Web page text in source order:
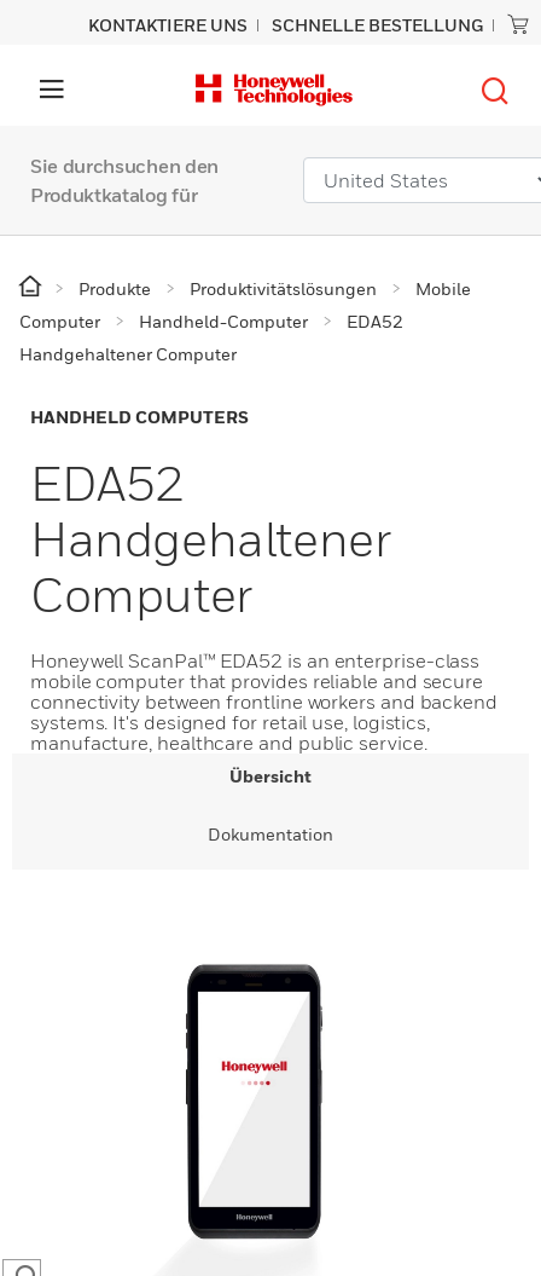
KONTAKTIERE UNS SCHNELLE BESTELLUNG
Sie durchsuchen den
Produktkatalog für
Produkte Produktivitätslösungen
Mobile
Computer
Handheld-Computer
EDA52
Handgehaltener Computer
HANDHELD COMPUTERS
EDA52
Handgehaltener
Computer
Honeywell ScanPal™ EDA52 is an enterprise-class
mobile computer that provides reliable and secure
connectivity between frontline workers and backend
systems. It's designed for retail use, logistics,
manufacture, healthcare and public service.
Übersicht
Dokumentation